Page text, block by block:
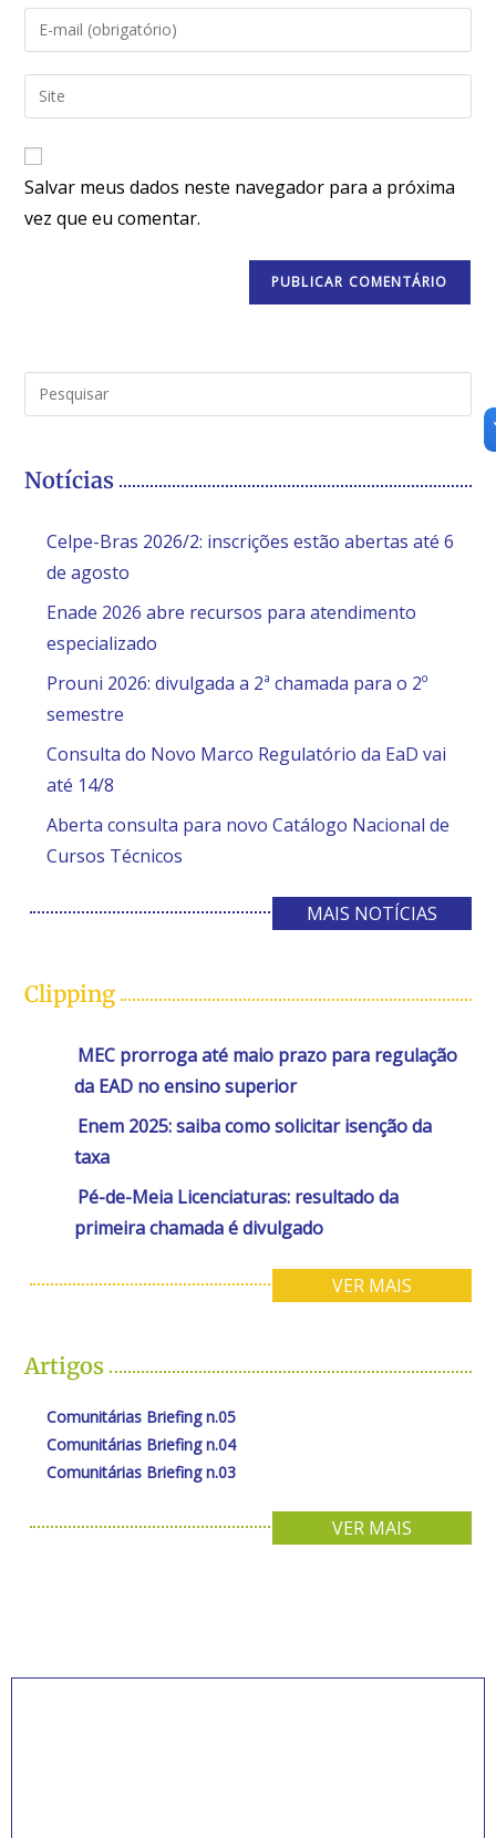
Salvar meus dados neste navegador para a próxima
vez que eu comentar.
Notícias
Celpe-Bras 2026/2: inscrições estão abertas até 6
de agosto
Enade 2026 abre recursos para atendimento
especializado
Prouni 2026: divulgada a 2ª chamada para o 2º
semestre
Consulta do Novo Marco Regulatório da EaD vai
até 14/8
Aberta consulta para novo Catálogo Nacional de
Cursos Técnicos
MAIS NOTÍCIAS
Clipping
MEC prorroga até maio prazo para regulação
da EAD no ensino superior
Enem 2025: saiba como solicitar isenção da
taxa
Pé-de-Meia Licenciaturas: resultado da
primeira chamada é divulgado
VER MAIS
Artigos
Comunitárias Briefing n.05
Comunitárias Briefing n.04
Comunitárias Briefing n.03
VER MAIS